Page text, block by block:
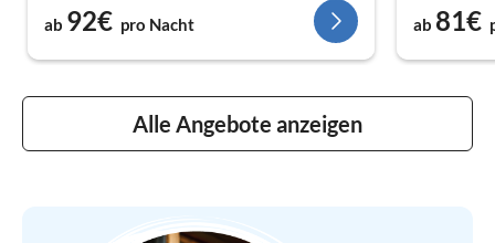
ab 92€ pro Nacht ab 81€
Alle Angebote anzeigen